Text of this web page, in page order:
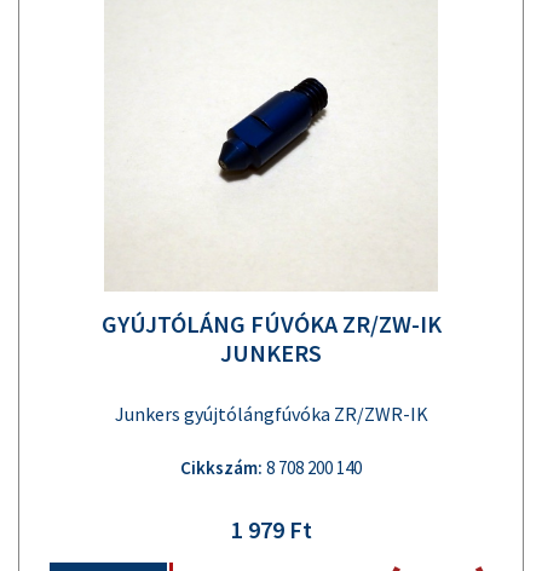
GYÚJTÓLÁNG FÚVÓKA ZR/ZW-IK
JUNKERS
Junkers gyújtólángfúvóka ZR/ZWR-IK
Cikkszám: 8 708 200 140
1 979 Ft